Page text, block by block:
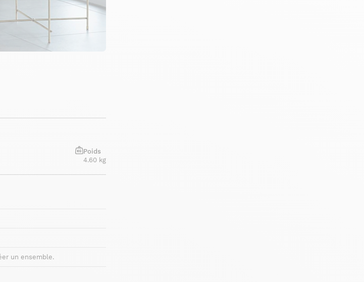
Poids
4.60 kg
un ensemble.